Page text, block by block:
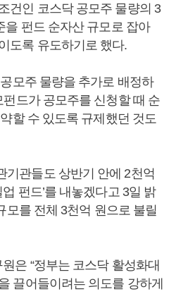
건인 코스닥 공모주 물량의 3
을 펀드 순자산 규모로 잡아
도록 유도하기로 했다.
모주 물량을 추가로 배정하
드가 공모주를 신청할 때 순
할 수 있도록 규제했던 것도
기관들도 상반기 안에 2천억
펀드’를 내놓겠다고 3일 밝
모를 전체 3천억 원으로 불릴
은 “정부는 코스닥 활성화대
끌어들이려는 의도를 강하게